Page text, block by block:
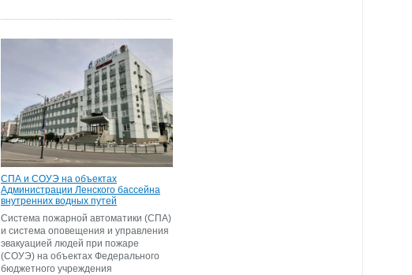
СПА и СОУЭ на объектах
Администрации Ленского бассейна
внутренних водных путей
Система пожарной автоматики (СПА)
и система оповещения и управления
эвакуацией людей при пожаре
(СОУЭ) на объектах Федерального
бюджетного учреждения